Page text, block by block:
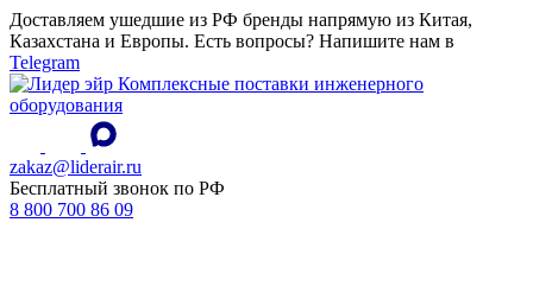
Доставляем ушедшие из РФ бренды напрямую из Китая,
Казахстана и Европы. Есть вопросы? Напишите нам в
Telegram
Комплексные поставки инженерного
оборудования
zakaz@liderair.ru
Бесплатный звонок по РФ
8 800 700 86 09